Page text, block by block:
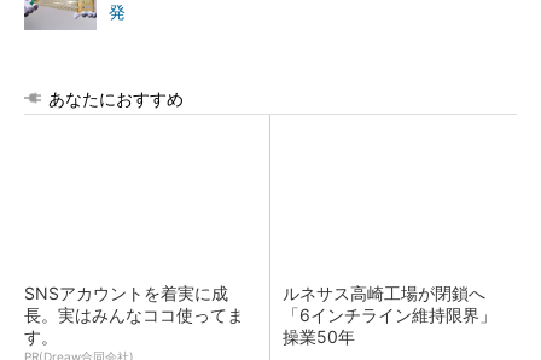
発
あなたにおすすめ
SNSアカウントを着実に成
長。実はみんなココ使ってま
す。
PR(Dreaw合同会社)
ルネサス高崎工場が閉鎖へ
「6インチライン維持限界」
操業50年